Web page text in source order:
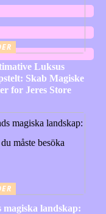
Luksus
Skab Magiske
for Jeres Store
magiska landskap: